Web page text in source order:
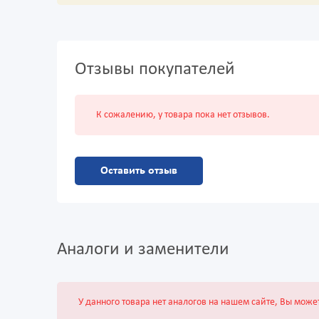
Отзывы покупателей
К сожалению, у товара пока нет отзывов.
Оставить отзыв
Аналоги и заменители
У данного товара нет аналогов на нашем сайте, Вы